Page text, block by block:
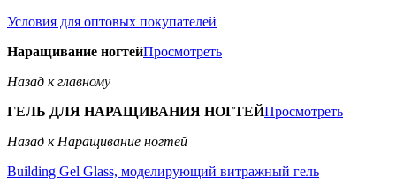
Условия для оптовых покупателей
Наращивание ногтейПросмотреть
Назад к главному
ГЕЛЬ ДЛЯ НАРАЩИВАНИЯ НОГТЕЙПросмотреть
Назад к Наращивание ногтей
Building Gel Glass, моделирующий витражный гель